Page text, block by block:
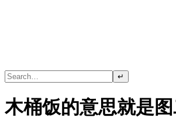
↵
木桶饭的意思就是